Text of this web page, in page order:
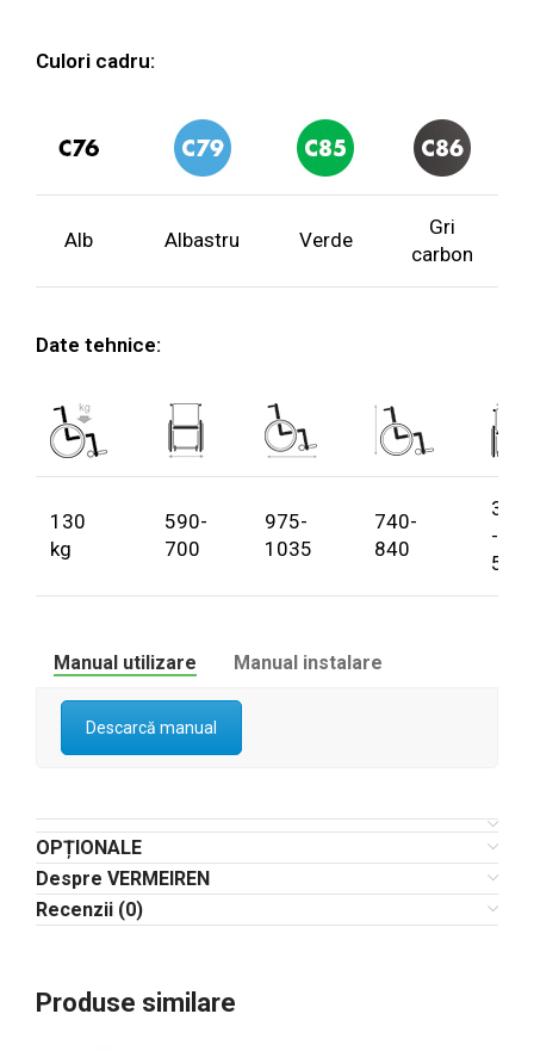
Culori cadru:
Alb Albastru Verde
Gri
carbon
Date tehnice:
130
kg
590-
700
975-
1035
740-
840
390
-
500
Manual utilizare Manual instalare
Descarcă manual
OPȚIONALE
Despre VERMEIREN
Recenzii (0)
Produse similare